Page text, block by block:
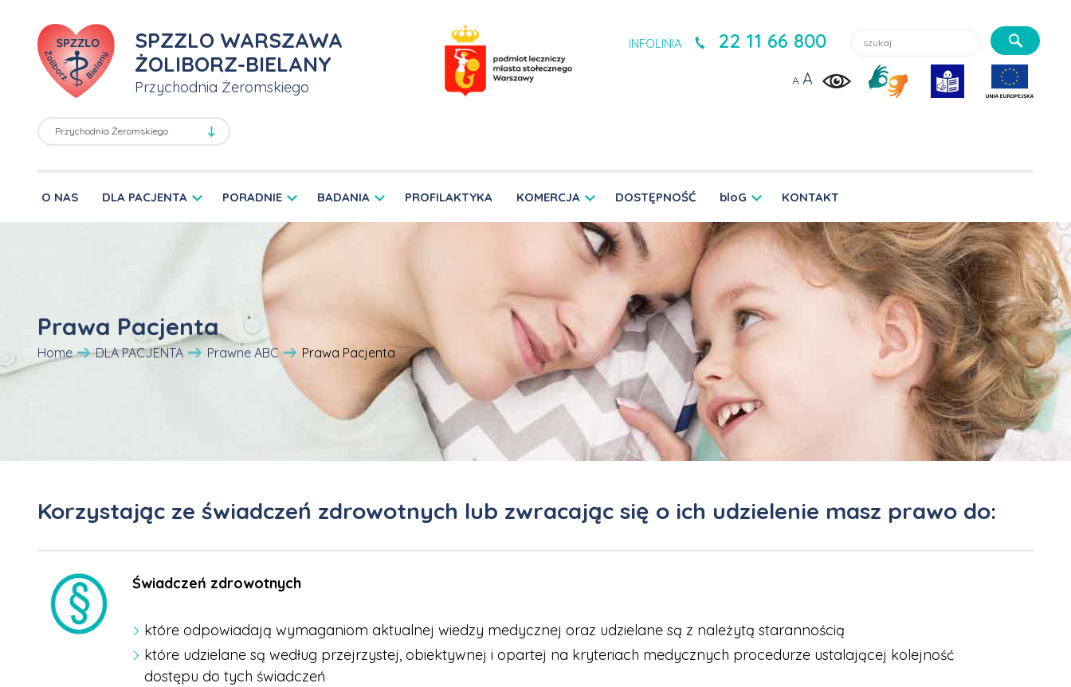
SPZZLO WARSZAWA
ŻOLIBORZ-BIELANY
Przychodnia Żeromskiego
INFOLINIA 22 11 66 800 Szukaj lekarzy, usługi, aktualności:
A A
O NAS DLA PACJENTA PORADNIE BADANIA PROFILAKTYKA KOMERCJA DOSTĘPNOŚĆ bloG KONTAKT
Prawa Pacjenta
Home DLA PACJENTA Prawne ABC Prawa Pacjenta
Korzystając ze świadczeń zdrowotnych lub zwracając się o ich udzielenie masz prawo do:
Świadczeń zdrowotnych
które odpowiadają wymaganiom aktualnej wiedzy medycznej oraz udzielane są z należytą starannością
które udzielane są według przejrzystej, obiektywnej i opartej na kryteriach medycznych procedurze ustalającej kolejność
dostępu do tych świadczeń